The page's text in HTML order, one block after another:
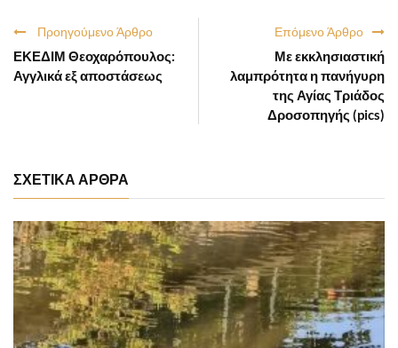
Επόμενο Άρθρο
Με εκκλησιαστική
λαμπρότητα η πανήγυρη
της Αγίας Τριάδος
Δροσοπηγής (pics)
Προηγούμενο Άρθρο
ΕΚΕΔΙΜ Θεοχαρόπουλος:
Αγγλικά εξ αποστάσεως
ΣΧΕΤΙΚΑ ΑΡΘΡΑ